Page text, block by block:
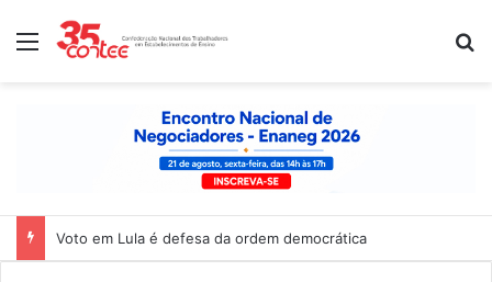
Menu
Voto em Lula é defesa da ordem democrática